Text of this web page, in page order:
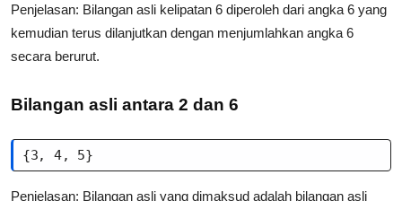
Penjelasan: Bilangan asli kelipatan 6 diperoleh dari angka 6 yang
kemudian terus dilanjutkan dengan menjumlahkan angka 6
secara berurut.
Bilangan asli antara 2 dan 6
{3, 4, 5}
Penjelasan: Bilangan asli yang dimaksud adalah bilangan asli